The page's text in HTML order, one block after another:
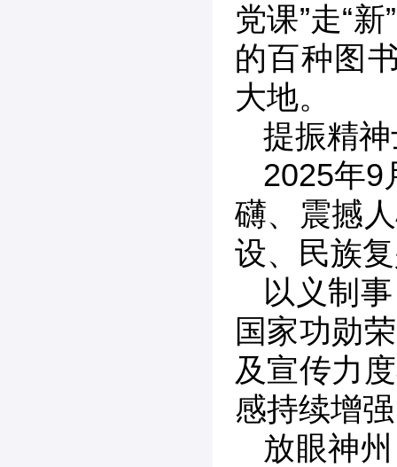
党课”走“
的百种图
大地。
提振精
2025年9
礴、震撼
设、民族
以义制
国家功勋
及宣传力
感持续增
放眼神